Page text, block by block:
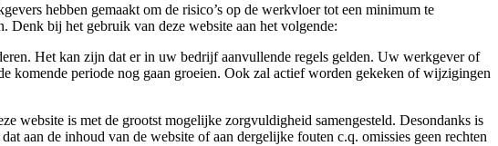
hebben gemaakt om de risico’s op de werkvloer tot een minimum te
Denk bij het gebruik van deze website aan het volgende:
Het kan zijn dat er in uw bedrijf aanvullende regels gelden. Uw werkgever of
komende periode nog gaan groeien. Ook zal actief worden gekeken of wijzigingen
website is met de grootst mogelijke zorgvuldigheid samengesteld. Desondanks is
aan de inhoud van de website of aan dergelijke fouten c.q. omissies geen rechten